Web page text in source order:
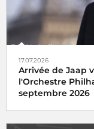
17.07.2026
Arrivée de Jaap
l'Orchestre
septembre 2026